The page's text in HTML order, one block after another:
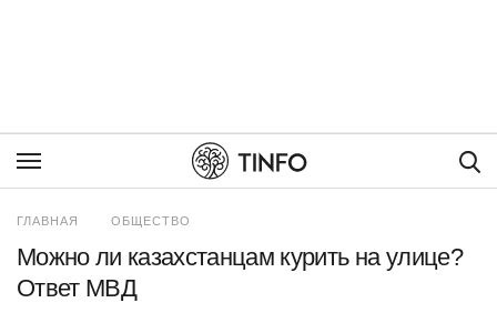
ГЛАВНАЯ ОБЩЕСТВО
Можно ли казахстанцам курить на улице?
Ответ МВД